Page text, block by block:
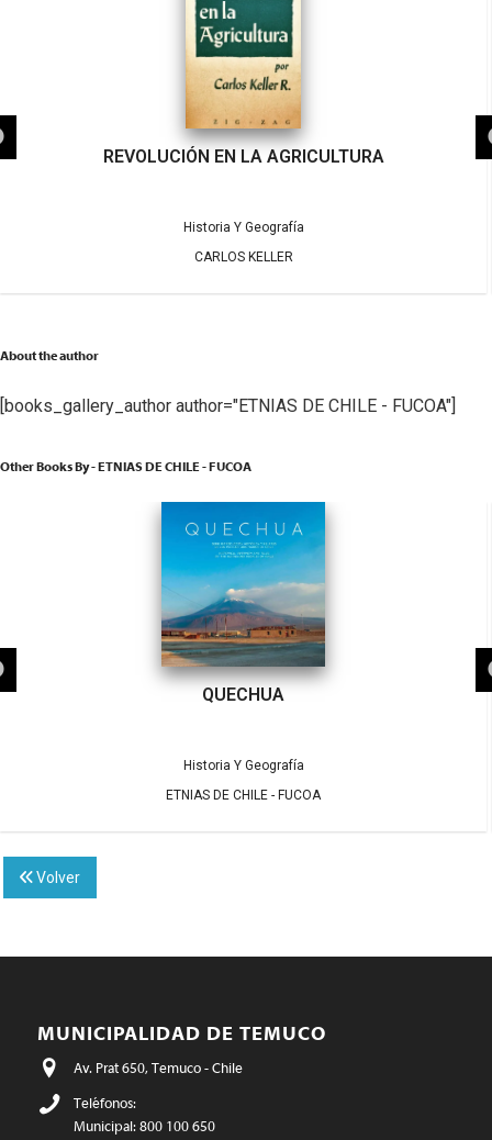
REVOLUCIÓN EN LA AGRICULTURA
Historia Y Geografía
CARLOS KELLER
About the author
[books_gallery_author author="ETNIAS DE CHILE - FUCOA"]
Other Books By - ETNIAS DE CHILE - FUCOA
QUECHUA
Historia Y Geografía
ETNIAS DE CHILE - FUCOA
Volver
MUNICIPALIDAD DE TEMUCO
Av. Prat 650, Temuco - Chile
Teléfonos:
Municipal: 800 100 650